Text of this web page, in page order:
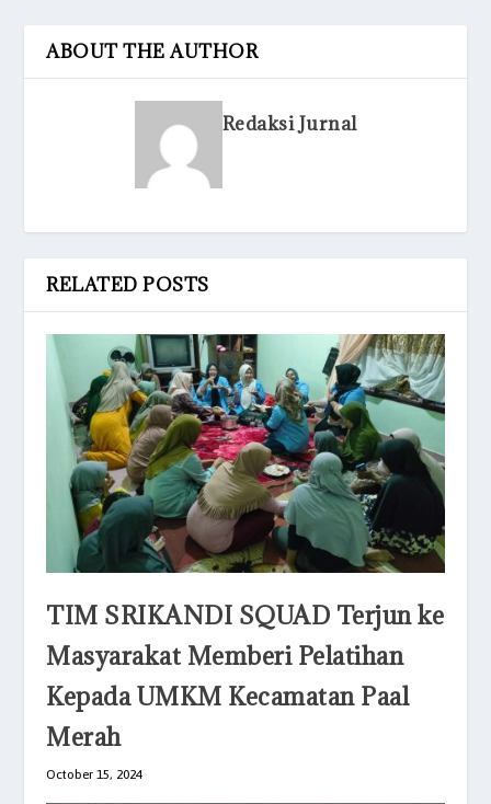
ABOUT THE AUTHOR
Redaksi Jurnal
RELATED POSTS
TIM SRIKANDI SQUAD Terjun ke
Masyarakat Memberi Pelatihan
Kepada UMKM Kecamatan Paal
Merah
October 15, 2024